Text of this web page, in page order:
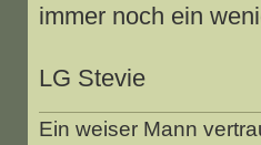
immer noch ein
LG Stevie
Ein weiser Mann